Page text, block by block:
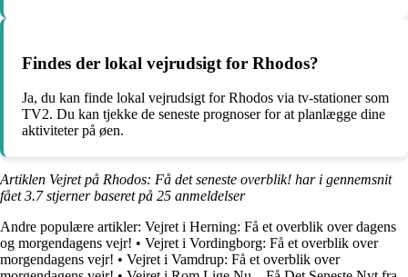
Findes der lokal vejrudsigt for Rhodos?
Ja, du kan finde lokal vejrudsigt for Rhodos via tv-stationer som
TV2. Du kan tjekke de seneste prognoser for at planlægge dine
aktiviteter på øen.
Artiklen Vejret på Rhodos: Få det seneste overblik! har i gennemsnit
fået3.7stjerner baseret på 25 anmeldelser
Andre populære artikler: Vejret i Herning: Få et overblik over dagens
og morgendagens vejr! • Vejret i Vordingborg: Få et overblik over
morgendagens vejr! • Vejret i Vamdrup: Få et overblik over